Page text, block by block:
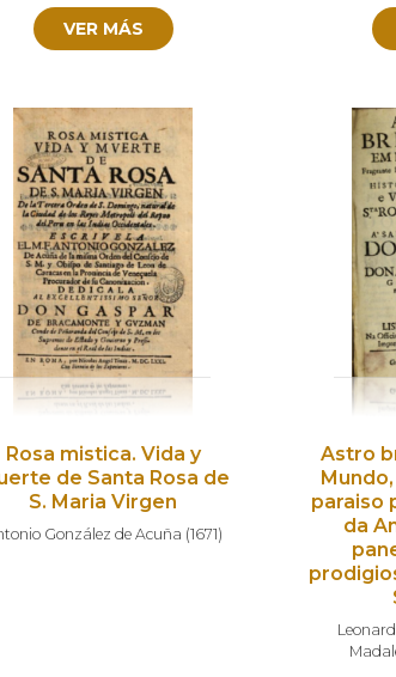
VER MÁS
Rosa mistica. Vida y
de Santa Rosa de
S. Maria Virgen
González de Acuña (1671)
Astro
paraiso
da